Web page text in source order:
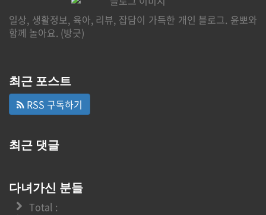
일상, 생활정보, 육아, 리뷰, 잡담이 가득한 개인 블로그. 윤뽀와
함께 놀아요. (방긋)
최근 포스트
RSS 구독하기
최근 댓글
다녀가신 분들
Total :